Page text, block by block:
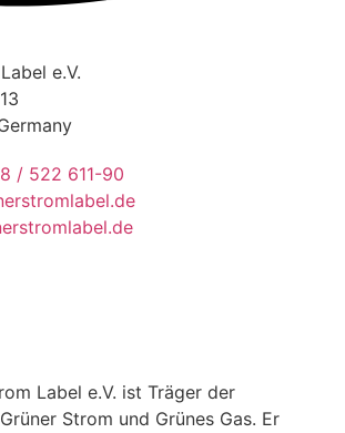
e.V.
/ 522 611-90
Label e.V. ist Träger der
Strom und Grünes Gas. Er